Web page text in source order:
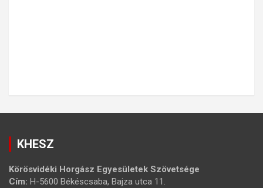
KHESZ
Körösvidéki Horgász Egyesületek Szövetsége
Cím: H-5600 Békéscsaba, Bajza utca 11.